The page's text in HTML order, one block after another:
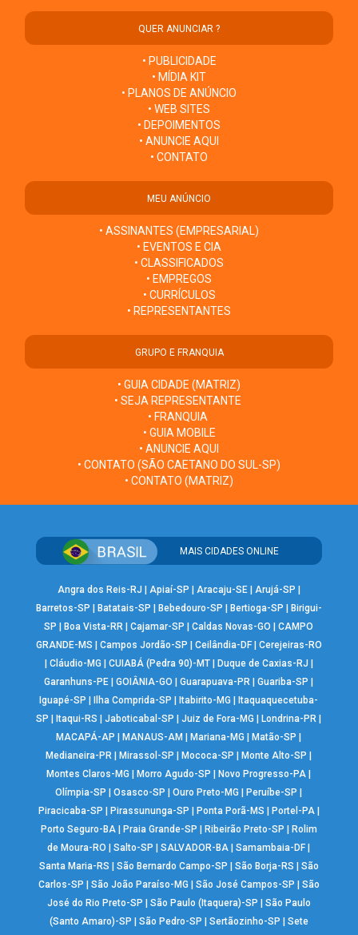
QUER ANUNCIAR ?
• PUBLICIDADE
• MÍDIA KIT
• PLANOS DE ANÚNCIO
• WEB SITES
• DEPOIMENTOS
• ANUNCIE AQUI
• CONTATO
MEU ANÚNCIO
• ASSINANTES (EMPRESARIAL)
• EVENTOS E CIA
• CLASSIFICADOS
• EMPREGOS
• CURRÍCULOS
• REPRESENTANTES
GRUPO E FRANQUIA
• GUIA CIDADE (MATRIZ)
• SEJA REPRESENTANTE
• FRANQUIA
• GUIA MOBILE
• ANUNCIE AQUI
• CONTATO (SÃO CAETANO DO SUL-SP)
• CONTATO (MATRIZ)
MAIS CIDADES ONLINE
Angra dos Reis-RJ Apiaí-SP Aracaju-SE| Arujá-SP
Barretos-SP
Batatais-SP Bebedouro-SP Bertioga-SP
Birigui-
SP
Boa Vista-RR |Cajamar-SP |Caldas Novas-GO |CAMPO
GRANDE-MS
Campos Jordão-SP Ceilândia-DF| Cerejeiras-RO
Cláudio-MG CUIABÁ (Pedra 90)-MT| Duque de Caxias-RJ
Garanhuns-PE |GOIÂNIA-GO |Guarapuava-PR |Guariba-SP
Iguapé-SP
Ilha Comprida-SP Itabirito-MG
Itaquaquecetuba-
SP
Itaqui-RS |Jaboticabal-SP |Juiz de Fora-MG Londrina-PR
MACAPÁ-AP
MANAUS-AM Mariana-MG Matão-SP
Medianeira-PR
Mirassol-SP Mococa-SP Monte Alto-SP
Montes Claros-MG
Morro Agudo-SP Novo Progresso-PA
Olímpia-SP
|Osasco-SP |Ouro Preto-MG Peruíbe-SP
Piracicaba-SP
Pirassununga-SP Ponta Porã-MS Portel-PA|
Porto Seguro-BA| Praia Grande-SP Ribeirão Preto-SP
Rolim
de Moura-RO
|Salto-SP |SALVADOR-BA |Samambaia-DF
Santa Maria-RS
São Bernardo Campo-SP São Borja-RS
São
Carlos-SP
São João Paraíso-MG São José Campos-SP
São
José do Rio Preto-SP
São Paulo (Itaquera)-SP
São Paulo
(Santo Amaro)-SP
São Pedro-SP Sertãozinho-SP
Sete